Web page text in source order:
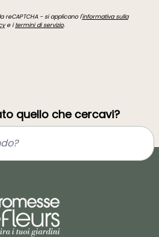
reCAPTCHA - si applicano l'informativa sulla
e itermini di servizio.
quello che cercavi?